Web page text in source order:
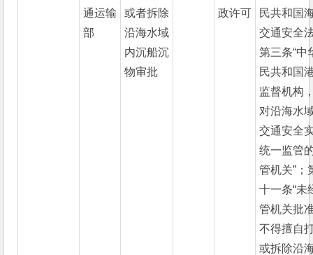
通运输
部
或者拆除
沿海水域
内沉船沉
物审批
政许可
民共和国
交通安全
第三条“中
民共和国
监督机构
对沿海水
交通安全
统一监管
管机关”；
十一条“未
管机关批
不得擅自
或拆除沿